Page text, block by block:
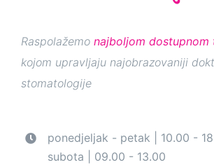
Raspolažemo najboljom dostupnom
kojom upravljaju najobrazovaniji
stomatologije
ponedjeljak - petak | 10.00 -
subota | 09.00 - 13.00